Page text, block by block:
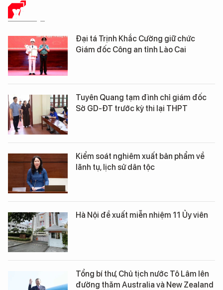
XÃ HỘI
Đại tá Trịnh Khắc Cường giữ chức
Giám đốc Công an tỉnh Lào Cai
Tuyên Quang tạm đình chỉ giám đốc
Sở GD-ĐT trước kỳ thi lại THPT
Kiểm soát nghiêm xuất bản phẩm về
lãnh tụ, lịch sử dân tộc
Hà Nội đề xuất miễn nhiệm 11 Ủy viên
Tổng bí thư, Chủ tịch nước Tô Lâm lên
đường thăm Australia và New Zealand